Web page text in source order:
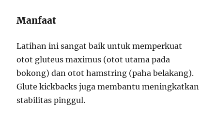
Manfaat
Latihan ini sangat baik untuk memperkuat
otot gluteus maximus (otot utama pada
bokong) dan otot hamstring (paha belakang).
Glute kickbacks juga membantu meningkatkan
stabilitas pinggul.